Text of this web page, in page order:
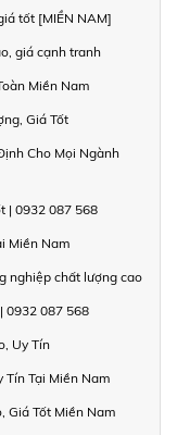
tốt [MIỀN NAM]
giá cạnh tranh
Miền Nam
Giá Tốt
Cho Mọi Ngành
| 0932 087 568
Miền Nam
nghiệp chất lượng cao
0932 087 568
Uy Tín
Tín Tại Miền Nam
Giá Tốt Miền Nam